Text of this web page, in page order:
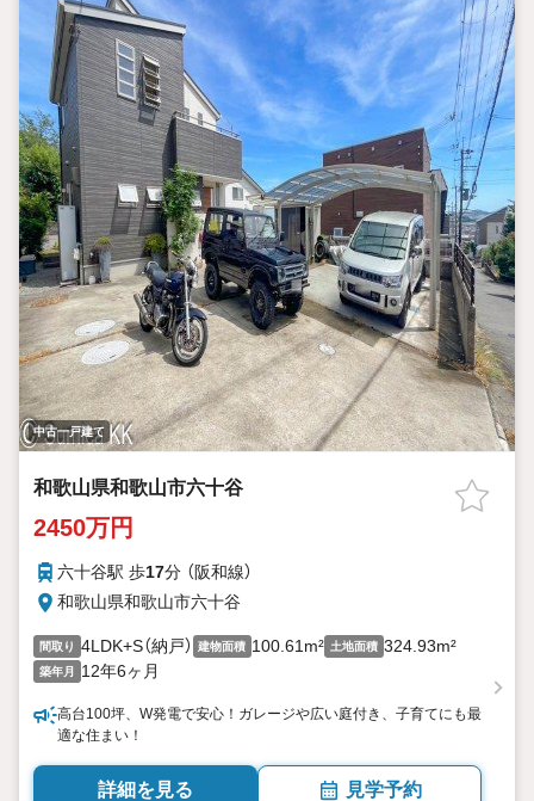
中古一戸建て
和歌山県和歌山市六十谷
2450万円
六十谷駅 歩17分 （阪和線）
和歌山県和歌山市六十谷
間取り 4LDK+S（納戸） 建物面積 100.61m² 土地面積 324.93m²
築年月 12年6ヶ月
高台100坪、W発電で安心！ガレージや広い庭付き、子育てにも最
適な住まい！
詳細を見る 見学予約